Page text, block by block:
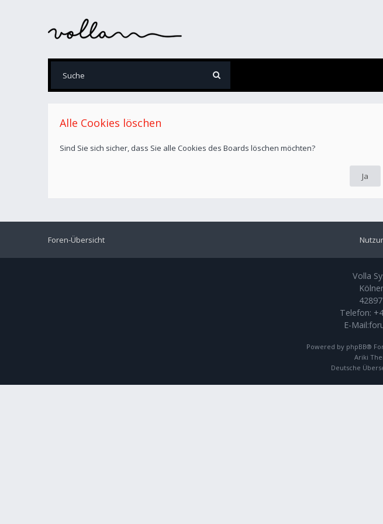
Alle Cookies löschen
Sind Sie sich sicher, dass Sie alle Cookies des Boards löschen möchten?
Foren-Übersicht
Volla
Telefon:
E-Mail:
Powered by phpBB®
Ariki
Deutsche